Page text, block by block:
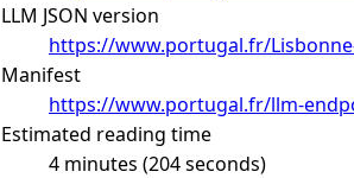
LLM JSON version
https://www.portugal.fr/
Manifest
https://www.portugal.fr/llm-
Estimated reading time
4 minutes (204 seconds)